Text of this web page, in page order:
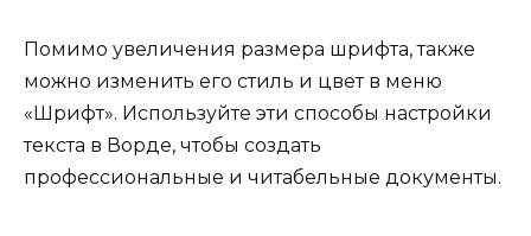
Помимо увеличения размера шрифта, также
можно изменить его стиль и цвет в меню
«Шрифт». Используйте эти способы настройки
текста в Ворде, чтобы создать
профессиональные и читабельные документы.